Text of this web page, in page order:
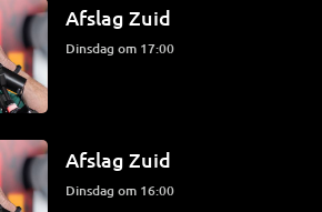
Afslag Zuid
dinsdag om 17:00
Afslag Zuid
dinsdag om 16:00